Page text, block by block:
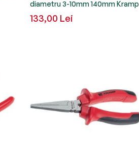
diametru 3-10mm 140mm Kramp
133,00 Lei